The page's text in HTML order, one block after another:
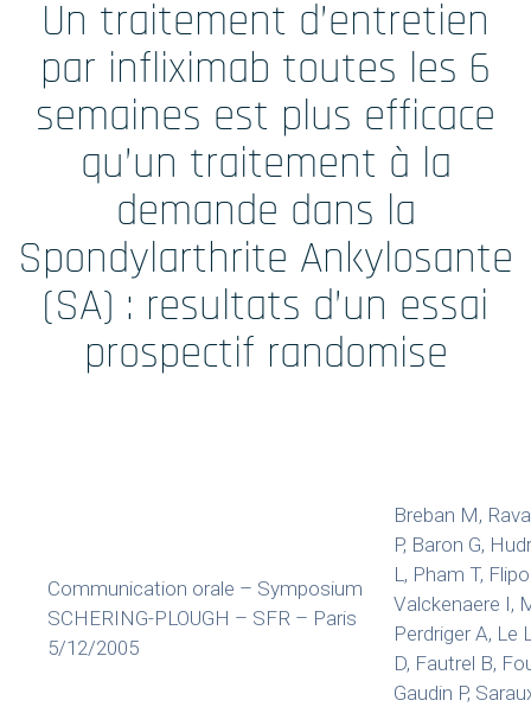
Études sur données secondaires (RNIPH)
Accès précoce / compassionnel
Evaluation clinique des DMs / Conseil règlementaire
Biotech / Medtech
Formations
Prestations
Solutions Digitales
Un traitement d’entretien
par infliximab toutes les 6
semaines est plus efficace
qu’un traitement à la
demande dans la
Spondylarthrite Ankylosante
(SA) : resultats d’un essai
prospectif randomise
Communication orale – Symposium
SCHERING-PLOUGH – SFR – Paris
5/12/2005
Breban M,
P, Baron G,
L, Pham T,
Valckenaere I,
Perdriger A, Le
D, Fautrel B,
Gaudin P,